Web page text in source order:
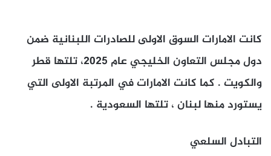
كانت الامارات السوق الاولى للصادرات اللبنانية ضمن
دول مجلس التعاون الخليجي عام 2025، تلتها قطر
والكويت . كما كانت الامارات في المرتبة الاولى التي
يستورد منها لبنان ، تلتها السعودية .
التبادل السلعي